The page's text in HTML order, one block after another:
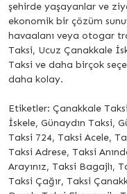
şehirde yaşayanlar ve
ekonomik bir çözüm
havaalanı veya otogar
Taksi, Ucuz Çanakkale
Taksi ve daha birçok
daha kolay.
Etiketler: Çanakkale
İskele, Günaydın Taksi,
Taksi 724, Taksi Acele,
Taksi Adrese, Taksi
Arayınız, Taksi Bagajlı,
Taksi Çağır, Taksi